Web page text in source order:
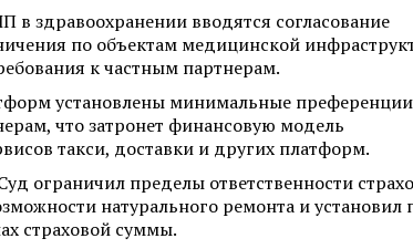
в здравоохранении вводятся согласование
по объектам медицинской
к частным партнерам.
установлены минимальные преференции
что затронет финансовую модель
такси, доставки и других платформ.
ограничил пределы ответственности
натурального ремонта и установил
страховой суммы.